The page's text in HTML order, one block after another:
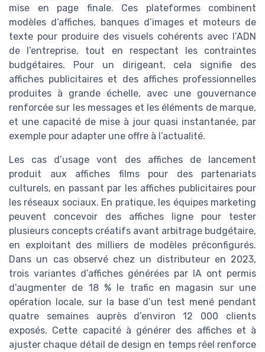
mise en page finale. Ces plateformes combinent
modèles d’affiches, banques d’images et moteurs de
texte pour produire des visuels cohérents avec l’ADN
de l’entreprise, tout en respectant les contraintes
budgétaires. Pour un dirigeant, cela signifie des
affiches publicitaires et des affiches professionnelles
produites à grande échelle, avec une gouvernance
renforcée sur les messages et les éléments de marque,
et une capacité de mise à jour quasi instantanée, par
exemple pour adapter une offre à l’actualité.
Les cas d’usage vont des affiches de lancement
produit aux affiches films pour des partenariats
culturels, en passant par les affiches publicitaires pour
les réseaux sociaux. En pratique, les équipes marketing
peuvent concevoir des affiches ligne pour tester
plusieurs concepts créatifs avant arbitrage budgétaire,
en exploitant des milliers de modèles préconfigurés.
Dans un cas observé chez un distributeur en 2023,
trois variantes d’affiches générées par IA ont permis
d’augmenter de 18 % le trafic en magasin sur une
opération locale, sur la base d’un test mené pendant
quatre semaines auprès d’environ 12 000 clients
exposés. Cette capacité à générer des affiches et à
ajuster chaque détail de design en temps réel renforce